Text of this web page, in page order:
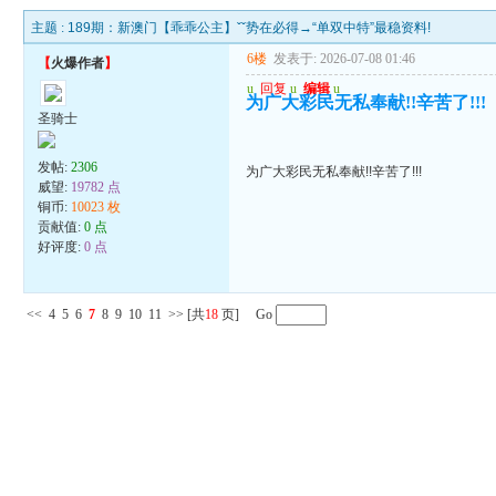
主题 : 189期：新澳门【乖乖公主】ˇˇ势在必得→“单双中特”最稳资料!
【火爆作者】
圣骑士
发帖:2306
威望: 19782 点
铜币: 10023 枚
贡献值:0 点
好评度:0 点
6楼 发表于: 2026-07-08 01:46
u 回复 u 编辑 u
为广大彩民无私奉献!!辛苦了!!!
为广大彩民无私奉献!!辛苦了!!!
<< 4 5 6 7 8 9 10 11 >> [共18 页] Go